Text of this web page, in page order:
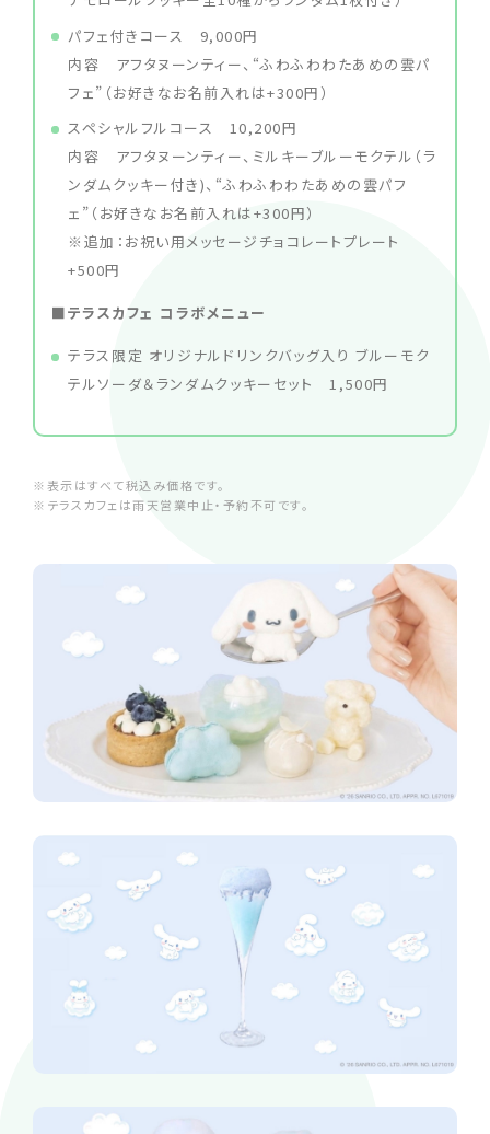
パフェ付きコース 9,000円
内容 アフタヌーンティー、“ふわふわわたあめの雲パ
フェ”（お好きなお名前入れは+300円）
スペシャルフルコース 10,200円
内容 アフタヌーンティー、ミルキーブルーモクテル（ラ
ンダムクッキー付き)、“ふわふわわたあめの雲パフ
ェ”（お好きなお名前入れは+300円）
※追加：お祝い用メッセージチョコレートプレート
+500円
■テラスカフェ コラボメニュー
テラス限定 オリジナルドリンクバッグ入り ブルーモク
テルソーダ＆ランダムクッキーセット 1,500円
※表示はすべて税込み価格です。
※テラスカフェは雨天営業中止・予約不可です。